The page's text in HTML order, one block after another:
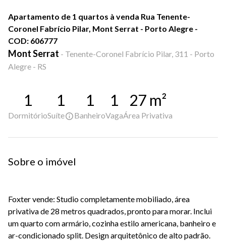
Apartamento de 1 quartos à venda Rua Tenente-
Coronel Fabrício Pilar, Mont Serrat - Porto Alegre -
COD: 606777
Mont Serrat - Tenente-Coronel Fabrício Pilar, 311 - Porto
Alegre - RS
1
Dormitório
1
Suíte
1
Banheiro
1
Vaga
27 m²
Área Privativa
Sobre o imóvel
Foxter vende: Studio completamente mobiliado, área
privativa de 28 metros quadrados, pronto para morar. Inclui
um quarto com armário, cozinha estilo americana, banheiro e
ar-condicionado split. Design arquitetônico de alto padrão.